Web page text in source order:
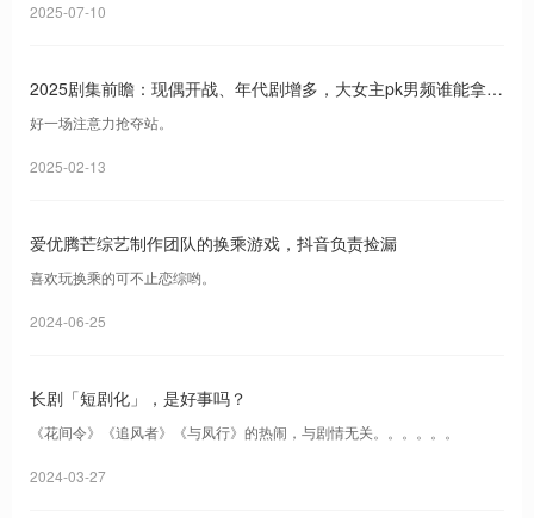
2025-07-10
2025剧集前瞻：现偶开战、年代剧增多，大女主pk男频谁能拿下
新领地？
好一场注意力抢夺站。
2025-02-13
爱优腾芒综艺制作团队的换乘游戏，抖音负责捡漏
喜欢玩换乘的可不止恋综哟。
2024-06-25
长剧「短剧化」，是好事吗？
《花间令》《追风者》《与凤行》的热闹，与剧情无关。。。。。。
2024-03-27